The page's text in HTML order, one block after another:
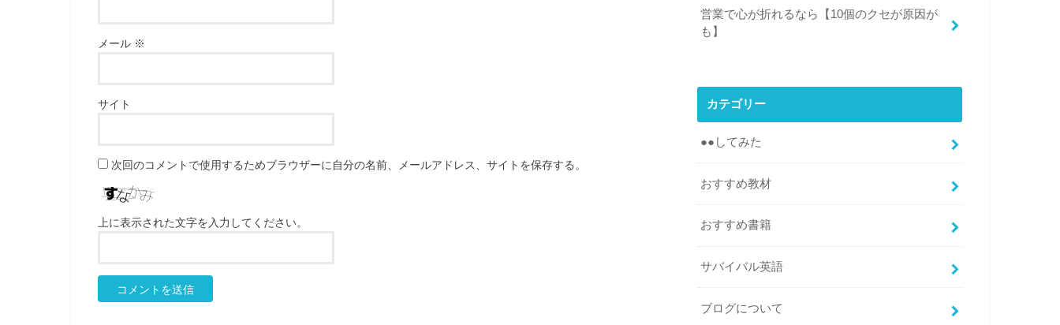
メール ※
サイト
次回のコメントで使用するためブラウザーに自分の名前、メールアドレス、サイトを保存する。
上に表示された文字を入力してください。
営業で心が折れるなら【10個のクセが原因が
も】
カテゴリー
●●してみた
おすすめ教材
おすすめ書籍
サバイバル英語
ブログについて